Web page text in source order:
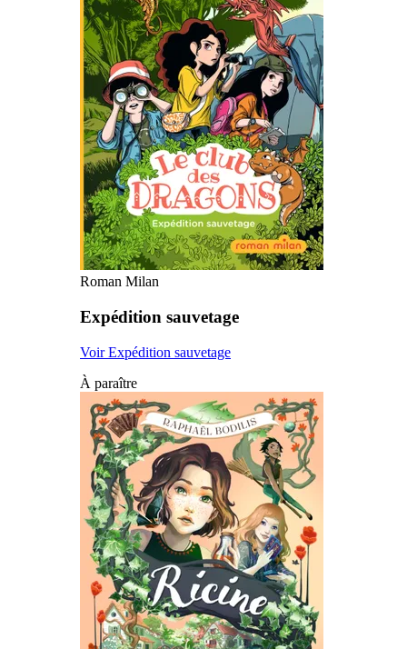
Roman Milan
Expédition sauvetage
Voir Expédition sauvetage
À paraître